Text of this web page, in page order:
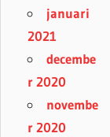
januari
2021
decembe
r 2020
novembe
r 2020